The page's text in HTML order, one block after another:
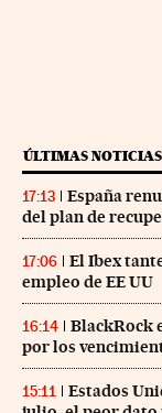
ÚLTIMAS NOTICIAS
17:13
España
del plan de
17:06
El Ibex
empleo de EE UU
16:14
BlackRock
por los
15:11
Estados